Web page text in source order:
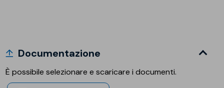
Documentazione
È possibile selezionare e scaricare i documenti.